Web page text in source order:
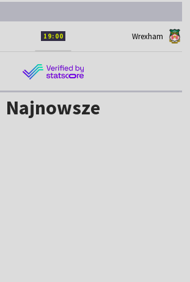
19:00 Wrexham
Najnowsze